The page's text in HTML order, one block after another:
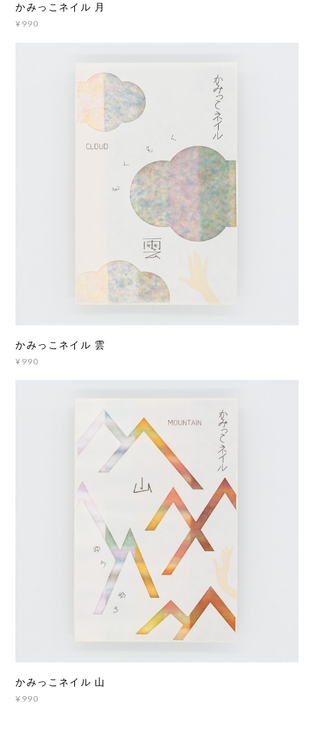
かみっこネイル 月
¥990
かみっこネイル 雲
¥990
かみっこネイル 山
¥990